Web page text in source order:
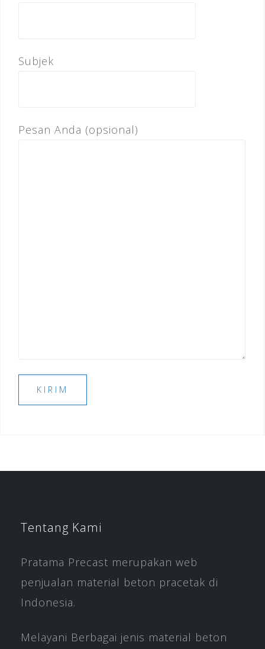
Subjek
Pesan Anda (opsional)
Tentang Kami
Pratama Precast merupakan web
penjualan material beton pracetak di
Indonesia.
Melayani Berbagai jenis material beton